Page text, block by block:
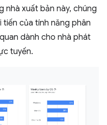
nhà xuất bản này, chúng
của tính năng phân
dành cho nhà phát
tuyến.